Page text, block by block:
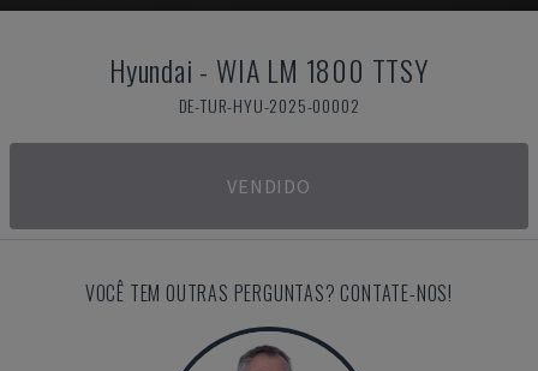
Hyundai - WIA LM 1800 TTSY
DE-TUR-HYU-2025-00002
VENDIDO
VOCÊ TEM OUTRAS PERGUNTAS? CONTATE-NOS!